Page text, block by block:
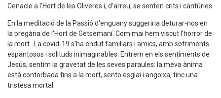
Cenacle a l'Hort de les Oliveres i, d'arreu, se senten crits i cantúries.
En la meditació de la Passió d'enguany suggeriria deturar-nos en
la pregària de l'Hort de Getsemaní. Com mai hem viscut l'horror de
la mort. La covid-19 s'ha endut familiars i amics, amb sofriments
espantosos i solituds inimaginables. Entrem en els sentiments de
Jesús, sentim la gravetat de les seves paraules: la meva ànima
està contorbada fins a la mort, sento esglai i angoixa, tinc una
tristesa mortal.